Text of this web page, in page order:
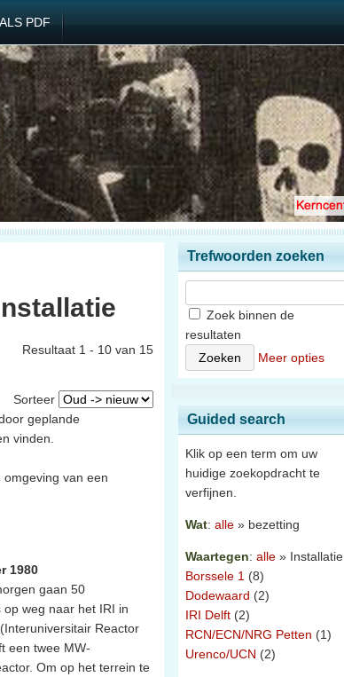
PDF
Resultaat 1 - 10 van 15
Sorteer
geplande
vinden.
van een
1980
gaan 50
op weg naar het IRI in
Reactor
een twee MW-
Om op het terrein te
Trefwoorden zoeken
Zoek binnen de
resultaten
Meer opties
Guided search
Klik op een term om uw
huidige zoekopdracht te
verfijnen.
Wat: alle » bezetting
Waartegen: alle » Installatie
Borssele 1 (8)
Dodewaard (2)
IRI Delft (2)
RCN/ECN/NRG Petten (1)
Urenco/UCN (2)